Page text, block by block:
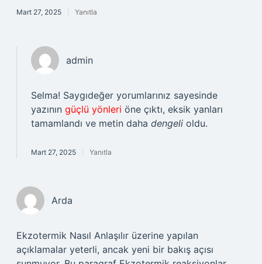
Mart 27, 2025 Yanıtla
admin
Selma! Saygıdeğer yorumlarınız sayesinde
yazının güçlü yönleri öne çıktı, eksik yanları
tamamlandı ve metin daha dengeli oldu.
Mart 27, 2025 Yanıtla
Arda
Ekzotermik Nasıl Anlaşılır üzerine yapılan
açıklamalar yeterli, ancak yeni bir bakış açısı